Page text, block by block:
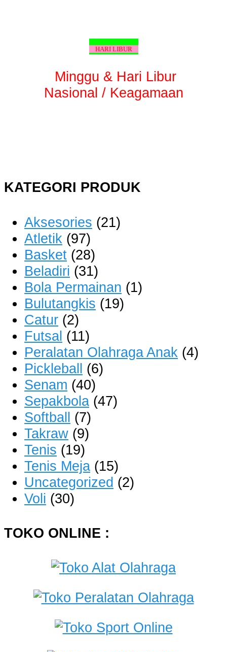
HARI LIBUR
Minggu & Hari Libur
Nasional / Keagamaan
KATEGORI PRODUK
Aksesories (21)
Atletik (97)
Basket (28)
Beladiri (31)
Bola Permainan (1)
Bulutangkis (19)
Catur (2)
Futsal (11)
Peralatan Olahraga Anak (4)
Pickleball (6)
Senam (40)
Sepakbola (47)
Softball (7)
Takraw (9)
Tenis (19)
Tenis Meja (15)
Uncategorized (2)
Voli (30)
TOKO ONLINE :